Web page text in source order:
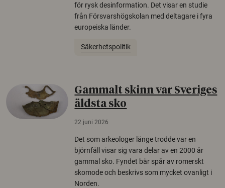
för rysk desinformation. Det visar en studie
från Försvarshögskolan med deltagare i fyra
europeiska länder.
Säkerhetspolitik
Gammalt skinn var Sveriges
äldsta sko
22 juni 2026
Det som arkeologer länge trodde var en
björnfäll visar sig vara delar av en 2000 år
gammal sko. Fyndet bär spår av romerskt
skomode och beskrivs som mycket ovanligt i
Norden.